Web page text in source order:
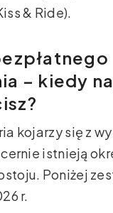
& Ride).
– kiedy
kojarzy się z
istnieją
Poniżej
r.